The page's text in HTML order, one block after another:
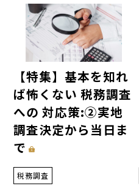
【特集】基本を知れ
ば怖くない 税務調査
への 対応策:②実地
調査決定から当日ま
で
税務調査